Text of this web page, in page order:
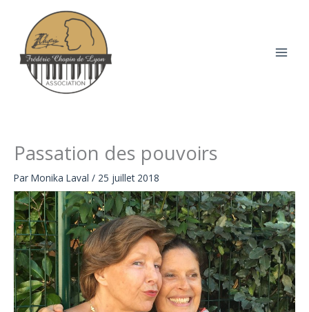
contenu
Passation des pouvoirs
Par Monika Laval / 25 juillet 2018